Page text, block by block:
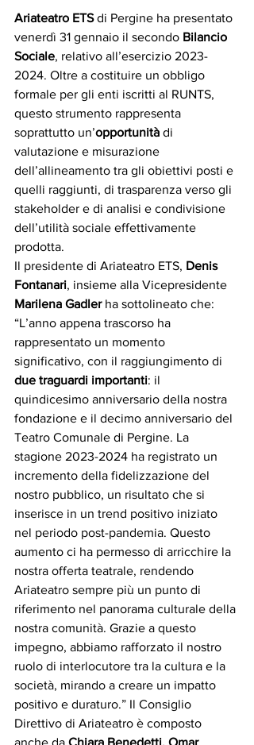
Ariateatro ETS di Pergine ha presentato
venerdì 31 gennaio il secondo Bilancio
Sociale, relativo all’esercizio 2023-
2024. Oltre a costituire un obbligo
formale per gli enti iscritti al RUNTS,
questo strumento rappresenta
soprattutto un’opportunità di
valutazione e misurazione
dell’allineamento tra gli obiettivi posti e
quelli raggiunti, di trasparenza verso gli
stakeholder e di analisi e condivisione
dell’utilità sociale effettivamente
prodotta.
Il presidente di Ariateatro ETS, Denis
Fontanari, insieme alla Vicepresidente
Marilena Gadler ha sottolineato che:
“L’anno appena trascorso ha
rappresentato un momento
significativo, con il raggiungimento di
due traguardi importanti: il
quindicesimo anniversario della nostra
fondazione e il decimo anniversario del
Teatro Comunale di Pergine. La
stagione 2023-2024 ha registrato un
incremento della fidelizzazione del
nostro pubblico, un risultato che si
inserisce in un trend positivo iniziato
nel periodo post-pandemia. Questo
aumento ci ha permesso di arricchire la
nostra offerta teatrale, rendendo
Ariateatro sempre più un punto di
riferimento nel panorama culturale della
nostra comunità. Grazie a questo
impegno, abbiamo rafforzato il nostro
ruolo di interlocutore tra la cultura e la
società, mirando a creare un impatto
positivo e duraturo.” Il Consiglio
Direttivo di Ariateatro è composto